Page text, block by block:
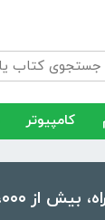
کامپیوتر
موبایل و تبلت خود داشته باشید!